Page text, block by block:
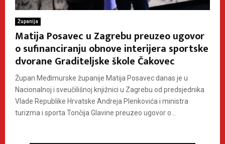
Županija
Matija Posavec u Zagrebu preuzeo ugovor
o sufinanciranju obnove interijera sportske
dvorane Graditeljske škole Čakovec
Župan Međimurske županije Matija Posavec danas je u
Nacionalnoj i sveučilišnoj knjižnici u Zagrebu od predsjednika
Vlade Republike Hrvatske Andreja Plenkovića i ministra
turizma i sporta Tončija Glavine preuzeo ugovor o...